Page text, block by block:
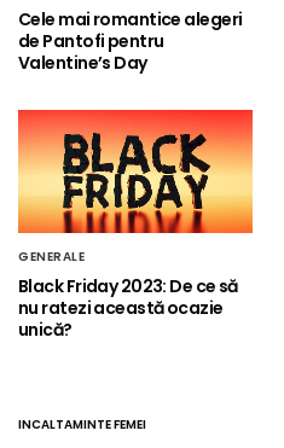
Cele mai romantice alegeri
de Pantofi pentru
Valentine’s Day
GENERALE
Black Friday 2023: De ce să
nu ratezi această ocazie
unică?
INCALTAMINTE FEMEI